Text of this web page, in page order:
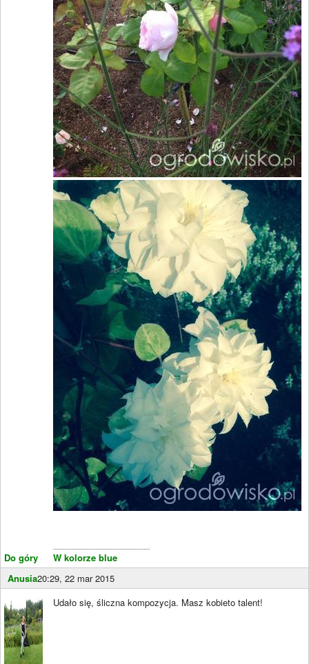
Do góry
W kolorze blue
Anusia20:29, 22 mar 2015
Udało się, śliczna kompozycja. Masz kobieto talent!